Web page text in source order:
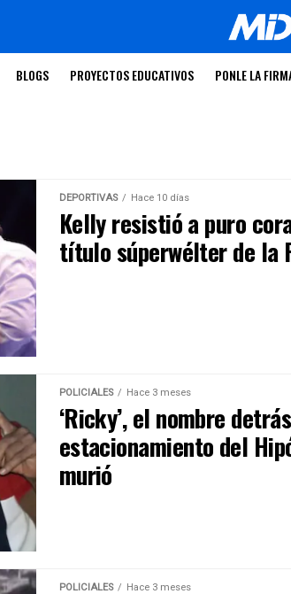
BLOGS PROYECTOS EDUCATIVOS PONLE LA
DEPORTIVAS Hace 10 días
Kelly resistió a puro
título súperwélter de la
POLICIALES Hace 3 meses
‘Ricky’, el nombre
estacionamiento del
murió
POLICIALES Hace 3 meses